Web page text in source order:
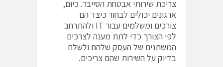
צריכת שירותי אבטחת הסייבר. כיום,
ארגונים יכולים לבחור כיצד הם
צורכים ומשלמים עבור IT ולהתרחב
לפי הצורך כדי לתת מענה לצרכים
המשתנים של העסק שלהם ולשלם
בדיוק על השירות שהם צריכים.